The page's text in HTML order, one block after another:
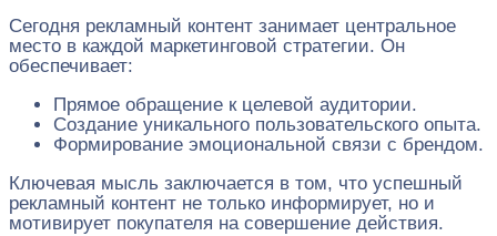
Сегодня рекламный контент занимает центральное
место в каждой маркетинговой стратегии. Он
обеспечивает:
Прямое обращение к целевой аудитории.
Создание уникального пользовательского опыта.
Формирование эмоциональной связи с брендом.
Ключевая мысль заключается в том, что успешный
рекламный контент не только информирует, но и
мотивирует покупателя на совершение действия.